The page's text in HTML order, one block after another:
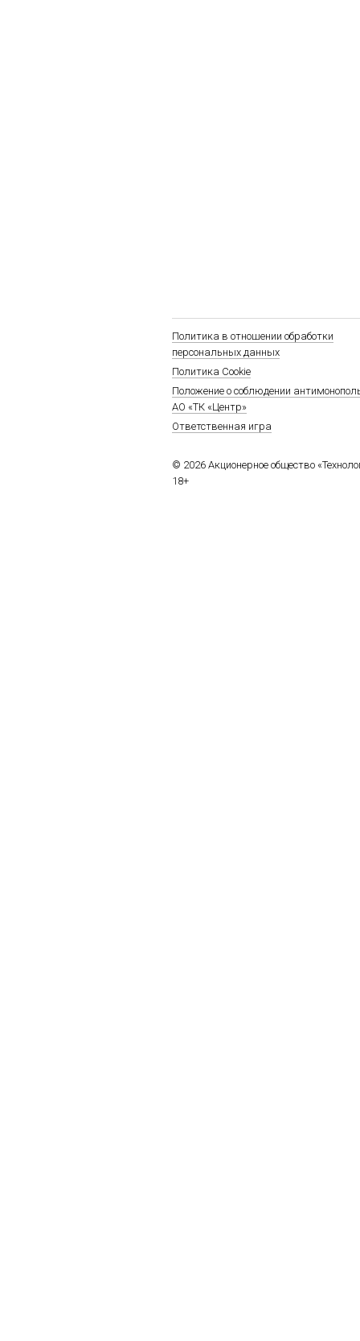
Политика в отношении обработки
персональных данных
Политика Cookie
Положение о соблюдении
АО «ТК «Центр»
Ответственная игра
© 2026 Акционерное общество
18+